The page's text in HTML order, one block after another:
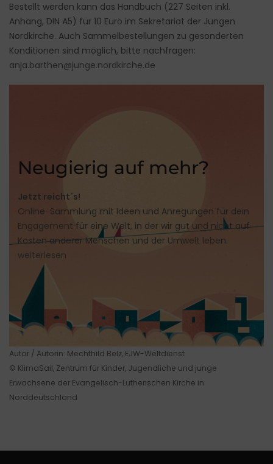
Bestellt werden kann das Handbuch (227 Seiten inkl.
Anhang, DIN A5) für 10 Euro im Sekretariat der Jungen
Nordkirche. Auch Sammelbestellungen zu gesonderten
Konditionen sind möglich, bitte nachfragen:
anja.barthen@junge.nordkirche.de
Neugierig auf mehr?
Jetzt reicht´s!
Online-Sammlung mit Ideen und Anregungen für dein
Engagement für eine Welt, in der wir gut und nicht auf
Kosten anderer Menschen und der Umwelt leben.
weiterlesen
Autor / Autorin: Mechthild Belz, EJW-Weltdienst
© KlimaSail, Zentrum für Kinder, Jugendliche und junge
Erwachsene der Evangelisch-Lutherischen Kirche in
Norddeutschland